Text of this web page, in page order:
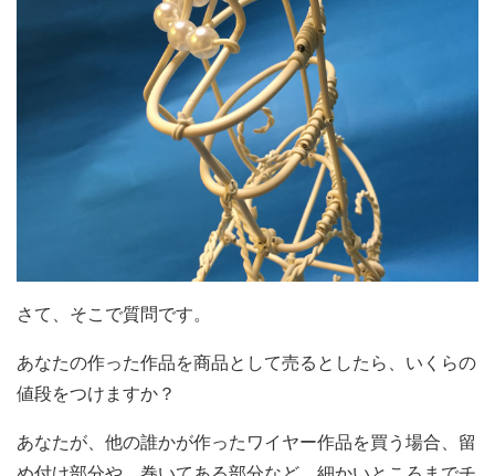
さて、そこで質問です。
あなたの作った作品を商品として売るとしたら、いくらの
値段をつけますか？
あなたが、他の誰かが作ったワイヤー作品を買う場合、留